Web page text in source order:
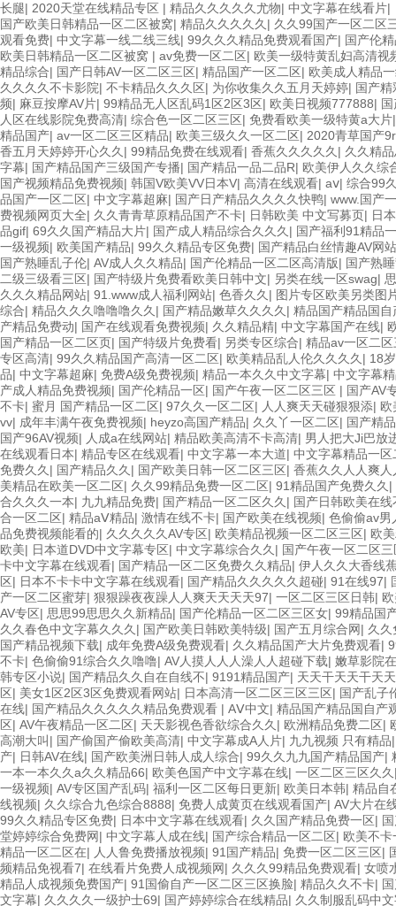
长腿| 2020天堂在线精品专区 | 精品久久久久久尤物| 中文字幕在线看片|
国产欧美日韩精品一区二区被窝| 精品久久久久久 | 久久99国产一区二区
观看免费| 中文字幕一线二线三线| 99久久久精品免费观看国产| 国产伦
欧美日韩精品一区二区被窝 | av免费一区二区| 欧美一级特黄乱妇高清视
精品综合| 国产日韩AV一区二区三区| 精品国产一区二区| 欧美成人精品
久久久久不卡影院| 不卡精品久久久区| 为你收集久久五月天婷婷| 国产
频| 麻豆按摩AV片| 99精品无人区乱码1区2区3区| 欧美日视频777888|
人区在线影院免费高清| 综合色一区二区三区| 免费看欧美一级特黄a大片
精品国产| av一区二区三区精品| 欧美三级久久一区二区| 2020青草国产
香五月天婷婷开心久久 | 99精品免费在线观看| 香蕉久久久久久 | 久久精
字幕| 国产精品国产三级国产专播| 国产精品一品二品R| 欧美伊人久久综
国产视频精品免费视频| 韩国V欧美VV日本V| 高清在线观看| aⅴ| 综合99
品国产一区二区| 中文字幕超麻| 国产日产精品久久久久快鸭| www.国产
费视频网页大全| 久久青青草原精品国产不卡| 日韩欧美 中文写募页| 日
品gif| 69久久国产精品大片| 国产成人精品综合久久久 | 国产福利91精品
一级视频| 欧美国产精品| 99久久精品专区免费| 国产精品白丝情趣AV网站
国产熟睡乱子伦| AV成人久久精品| 国产伦精品一区二区高清版| 国产熟
二级三级看三区| 国产特级片免费看欧美日韩中文| 另类在线一区swag|
久久久精品网站| 91.www成人福利网站| 色香久久 | 图片专区欧美另类图
综合| 精品久久久噜噜噜久久 | 国产精品嫩草久久久久 | 精品国产精品国自
产精品免费动| 国产在线观看免费视频| 久久精品精| 中文字幕国产在线|
国产精品一区二区页| 国产特级片免费看| 另类专区综合| 精品av一区二
专区高清| 99久久精品国产高清一区二区| 欧美精品乱人伦久久久久 | 18
品| 中文字幕超麻| 免费A级免费视频| 精品一本久久中文字幕| 中文字幕
产成人精品免费视频| 国产伦精品一区| 国产午夜一区二区三区 | 国产AV
不卡| 蜜月 国产精品一区二区| 97久久一区二区| 人人爽天天碰狠狠添| 欧
vv| 成年丰满午夜免费视频| heyzo高国产精品| 久久丫一区二区| 国产精
国产96AV视频| 人成a在线网站| 精品欧美高清不卡高清| 男人把大Ji巴放
在线观看日本| 精品专区在线观看| 中文字幕一本大道| 中文字幕精品一区
免费久久 | 国产精品久久 | 国产欧美日韩一区二区三区| 香蕉久久人人爽人
美精品在欧美一区二区| 久久99精品免费一区二区| 91精品国产免费久久 |
合久久久一本| 九九精品免费| 国产精品一区二区久久 | 国产日韩欧美在
合一区二区| 精品aⅤ精品| 激情在线不卡| 国产欧美在线视频| 色偷偷av男
品免费视频能看的| 久久久久久AV专区| 欧美精品视频一区二区三区| 欧
欧美| 日本道DVD中文字幕专区| 中文字幕综合久久 | 国产午夜一区二区三
卡中文字幕在线观看| 国产精品一区二区免费久久精品| 伊人久久大香线
区| 日本不卡卡中文字幕在线观看| 国产精品久久久久久超碰| 91在线97|
产一区二区蜜芽| 狠狠躁夜夜躁人人爽天天天天97| 一区二区三区日韩|
AV专区| 思思99思思久久新精品| 国产伦精品一区二区三区女| 99精品国
久久春色中文字幕久久久 | 国产欧美日韩欧美特级| 国产五月综合网| 久久
国产精品视频下载| 成年免费A级免费观看| 久久精品国产大片免费观看|
不卡| 色偷偷91综合久久噜噜| AV人摸人人人澡人人超碰下载| 嫩草影院
韩专区小说| 国产精品久久自在自线不| 9191精品国产| 天天干天天干天天
区| 美女1区2区3区免费观看网站| 日本高清一区二区三区三区| 国产乱子
在线| 国产精品久久久久久精品免费观看 | AⅤ中文| 精品国产精品国自产
区| AV午夜精品一区二区| 天天影视色香欲综合久久 | 欧洲精品免费二区|
高潮大叫 | 国产偷国产偷欧美高清| 中文字幕成A人片| 九九视频 只有精品
产| 日韩AV在线| 国产欧美洲日韩人成人综合| 99久久九九国产精品国产|
一本一本久久a久久精品66| 欧美色国产中文字幕在线| 一区二区三区久久
一级视频| AV专区国产乱码| 福利一区二区每日更新| 欧美日本韩| 精品自
线视频| 久久综合九色综合8888| 免费人成黄页在线观看国产| AV大片在
99久久精品专区免费| 日本中文字幕在线观看| 久久国产精品免费一区|
堂婷婷综合免费网| 中文字幕人成在线| 国产综合精品一区二区| 欧美不
精品一区二区在| 人人鲁免费播放视频| 91国产精品| 免费一区二区三区|
频精品免视看7| 在线看片免费人成视频网| 久久久99精品免费观看| 女喷
精品人成视频免费国产| 91国偷自产一区二区三区换脸| 精品久久不卡|
文字幕| 久久久久一级护士69| 国产婷婷综合在线精品| 久久制服乱码中